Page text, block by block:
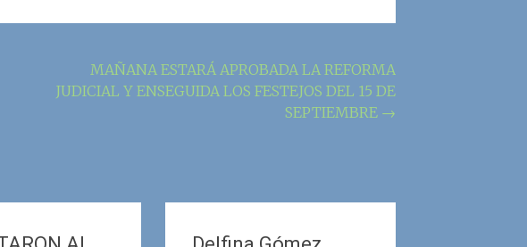
MAÑANA ESTARÁ APROBADA LA REFORMA
JUDICIAL Y ENSEGUIDA LOS FESTEJOS DEL 15 DE
SEPTIEMBRE →